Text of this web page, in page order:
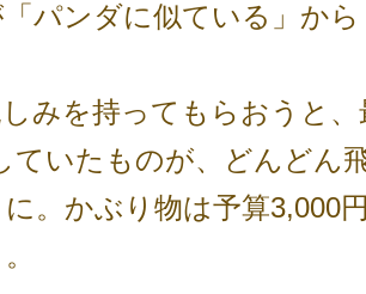
パンダに似ている」から
みを持ってもらおうと
ていたものが、どんどん
。かぶり物は予算3,000